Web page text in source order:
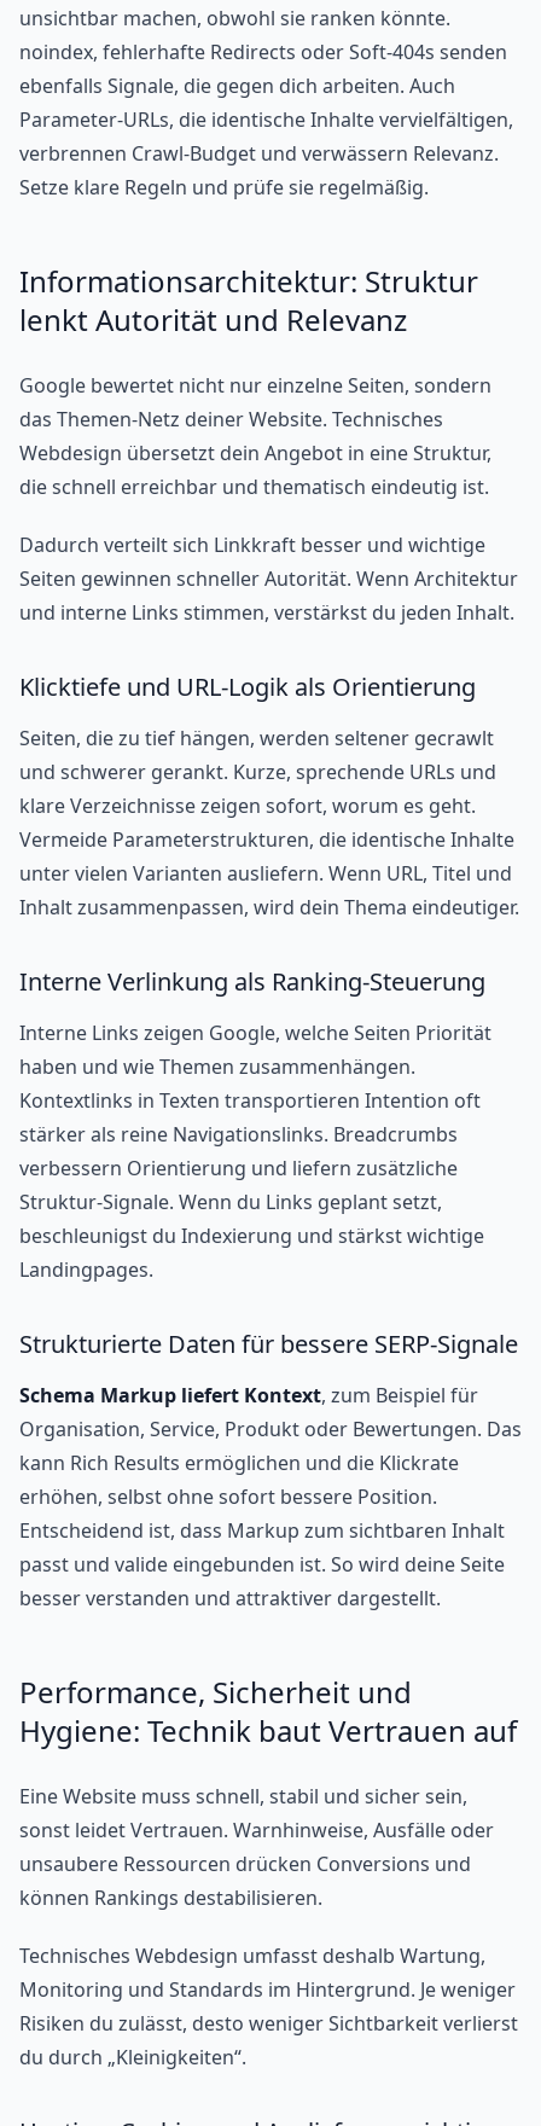
unsichtbar machen, obwohl sie ranken könnte.
noindex, fehlerhafte Redirects oder Soft-404s senden
ebenfalls Signale, die gegen dich arbeiten. Auch
Parameter-URLs, die identische Inhalte vervielfältigen,
verbrennen Crawl-Budget und verwässern Relevanz.
Setze klare Regeln und prüfe sie regelmäßig.
Informationsarchitektur: Struktur
lenkt Autorität und Relevanz
Google bewertet nicht nur einzelne Seiten, sondern
das Themen-Netz deiner Website. Technisches
Webdesign übersetzt dein Angebot in eine Struktur,
die schnell erreichbar und thematisch eindeutig ist.
Dadurch verteilt sich Linkkraft besser und wichtige
Seiten gewinnen schneller Autorität. Wenn Architektur
und interne Links stimmen, verstärkst du jeden Inhalt.
Klicktiefe und URL-Logik als Orientierung
Seiten, die zu tief hängen, werden seltener gecrawlt
und schwerer gerankt. Kurze, sprechende URLs und
klare Verzeichnisse zeigen sofort, worum es geht.
Vermeide Parameterstrukturen, die identische Inhalte
unter vielen Varianten ausliefern. Wenn URL, Titel und
Inhalt zusammenpassen, wird dein Thema eindeutiger.
Interne Verlinkung als Ranking-Steuerung
Interne Links zeigen Google, welche Seiten Priorität
haben und wie Themen zusammenhängen.
Kontextlinks in Texten transportieren Intention oft
stärker als reine Navigationslinks. Breadcrumbs
verbessern Orientierung und liefern zusätzliche
Struktur-Signale. Wenn du Links geplant setzt,
beschleunigst du Indexierung und stärkst wichtige
Landingpages.
Strukturierte Daten für bessere SERP-Signale
Schema Markup liefert Kontext, zum Beispiel für
Organisation, Service, Produkt oder Bewertungen. Das
kann Rich Results ermöglichen und die Klickrate
erhöhen, selbst ohne sofort bessere Position.
Entscheidend ist, dass Markup zum sichtbaren Inhalt
passt und valide eingebunden ist. So wird deine Seite
besser verstanden und attraktiver dargestellt.
Performance, Sicherheit und
Hygiene: Technik baut Vertrauen auf
Eine Website muss schnell, stabil und sicher sein,
sonst leidet Vertrauen. Warnhinweise, Ausfälle oder
unsaubere Ressourcen drücken Conversions und
können Rankings destabilisieren.
Technisches Webdesign umfasst deshalb Wartung,
Monitoring und Standards im Hintergrund. Je weniger
Risiken du zulässt, desto weniger Sichtbarkeit verlierst
du durch „Kleinigkeiten“.